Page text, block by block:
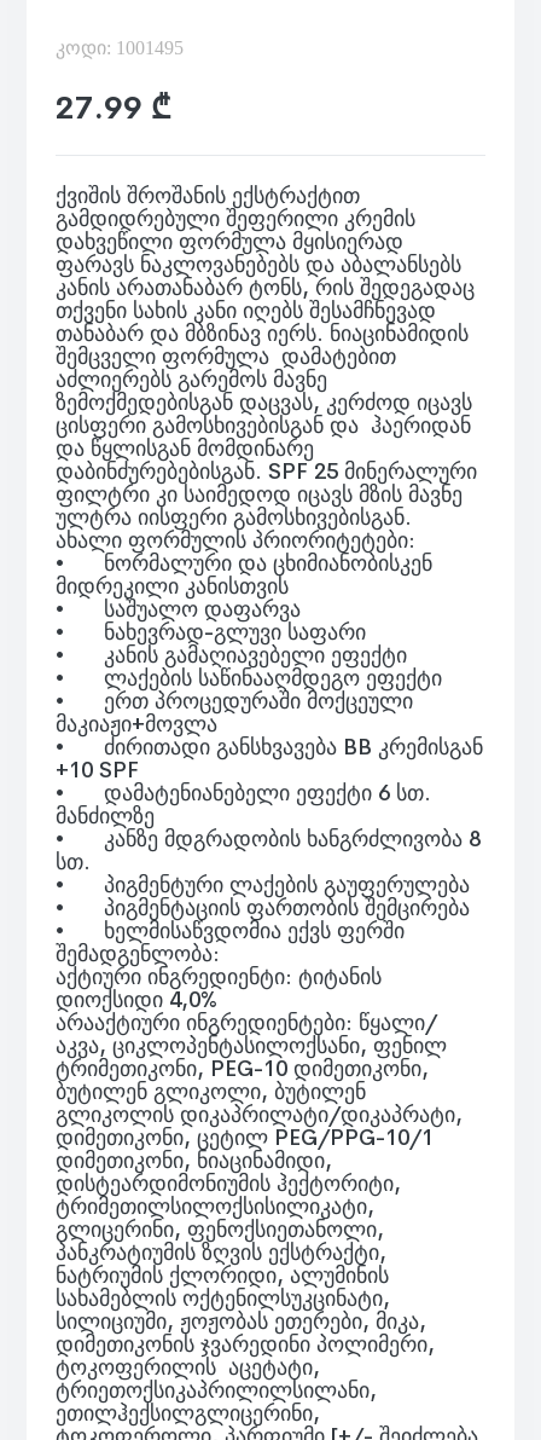
კოდი: 1001495
27.99 ₾
ქვიშის შროშანის ექსტრაქტით
გამდიდრებული შეფერილი კრემის
დახვეწილი ფორმულა მყისიერად
ფარავს ნაკლოვანებებს და აბალანსებს
კანის არათანაბარ ტონს, რის შედეგადაც
თქვენი სახის კანი იღებს შესამჩნევად
თანაბარ და მბზინავ იერს. ნიაცინამიდის
შემცველი ფორმულა დამატებით
აძლიერებს გარემოს მავნე
ზემოქმედებისგან დაცვას, კერძოდ იცავს
ცისფერი გამოსხივებისგან და ჰაერიდან
და წყლისგან მომდინარე
დაბინძურებებისგან. SPF 25 მინერალური
ფილტრი კი საიმედოდ იცავს მზის მავნე
ულტრა იისფერი გამოსხივებისგან.
ახალი ფორმულის პრიორიტეტები:
•
ნორმალური და ცხიმიანობისკენ
მიდრეკილი კანისთვის
•
საშუალო დაფარვა
•
ნახევრად-გლუვი საფარი
•
კანის გამაღიავებელი ეფექტი
•
ლაქების საწინააღმდეგო ეფექტი
•
ერთ პროცედურაში მოქცეული
მაკიაჟი+მოვლა
•
ძირითადი განსხვავება BB კრემისგან
+10 SPF
•
დამატენიანებელი ეფექტი 6 სთ.
მანძილზე
•
კანზე მდგრადობის ხანგრძლივობა 8
სთ.
•
პიგმენტური ლაქების გაუფერულება
•
პიგმენტაციის ფართობის შემცირება
•
ხელმისაწვდომია ექვს ფერში
შემადგენლობა:
აქტიური ინგრედიენტი: ტიტანის
დიოქსიდი 4,0%
არააქტიური ინგრედიენტები: წყალი/
აკვა, ციკლოპენტასილოქსანი, ფენილ
ტრიმეთიკონი, PEG-10 დიმეთიკონი,
ბუტილენ გლიკოლი, ბუტილენ
გლიკოლის დიკაპრილატი/დიკაპრატი,
დიმეთიკონი, ცეტილ PEG/PPG-10/1
დიმეთიკონი, ნიაცინამიდი,
დისტეარდიმონიუმის ჰექტორიტი,
ტრიმეთილსილოქსისილიკატი,
გლიცერინი, ფენოქსიეთანოლი,
პანკრატიუმის ზღვის ექსტრაქტი,
ნატრიუმის ქლორიდი, ალუმინის
სახამებლის ოქტენილსუკცინატი,
სილიციუმი, ჟოჟობას ეთერები, მიკა,
დიმეთიკონის ჯვარედინი პოლიმერი,
ტოკოფერილის აცეტატი,
ტრიეთოქსიკაპრილილსილანი,
ეთილჰექსილგლიცერინი,